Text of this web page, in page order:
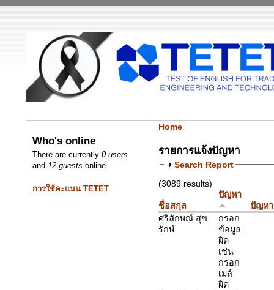
Who's online
There are currently0 users
and 12 guests online.
การใช้คะแนน TETET
Home
รายการแจ้งปัญหา
Search Report
(3089 results)
ชื่อสกุล
ปัญหา
ปัญหา
ศริลักษณ์ สุข
รักษ์
กรอก
ข้อมูล
ผิด
เช่น
กรอก
เมล์
ผิด